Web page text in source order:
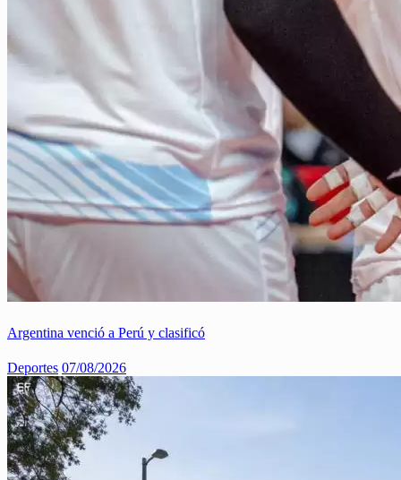
Argentina venció a Perú y clasificó
Deportes 07/08/2026